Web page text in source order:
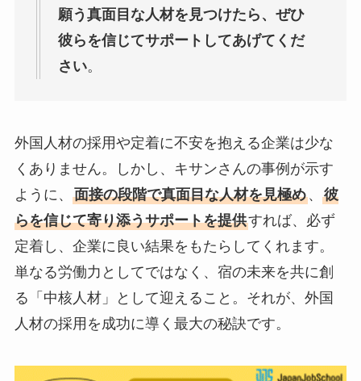
願う真面目な人材を見つけたら、ぜひ
彼らを信じてサポートしてあげてくだ
さい。
外国人材の採用や定着に不安を抱える企業は少な
くありません。しかし、キサンさんの事例が示す
ように、 面接の段階で真面目な人材を見極め、 彼
らを信じて寄り添うサポートを提供すれば、必ず
定着し、企業に良い結果をもたらしてくれます。
単なる労働力としてではなく、宿の未来を共に創
る「中核人材」として迎えること。それが、外国
人材の採用を成功に導く最大の秘訣です。